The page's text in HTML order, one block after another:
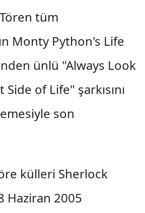
tüm
Monty Python's Life
ünlü "Always Look
of Life" şarkısını
son
külleri Sherlock
Haziran 2005